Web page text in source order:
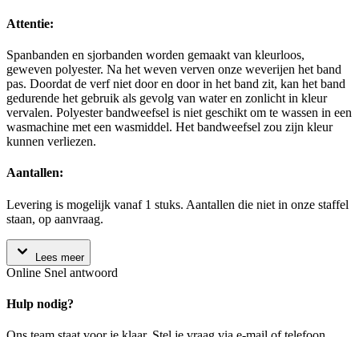
Attentie:
Spanbanden en sjorbanden worden gemaakt van kleurloos,
geweven polyester. Na het weven verven onze weverijen het band
pas. Doordat de verf niet door en door in het band zit, kan het band
gedurende het gebruik als gevolg van water en zonlicht in kleur
vervalen. Polyester bandweefsel is niet geschikt om te wassen in een
wasmachine met een wasmiddel. Het bandweefsel zou zijn kleur
kunnen verliezen.
Aantallen:
Levering is mogelijk vanaf 1 stuks. Aantallen die niet in onze staffel
staan, op aanvraag.
Lees meer
Online Snel antwoord
Hulp nodig?